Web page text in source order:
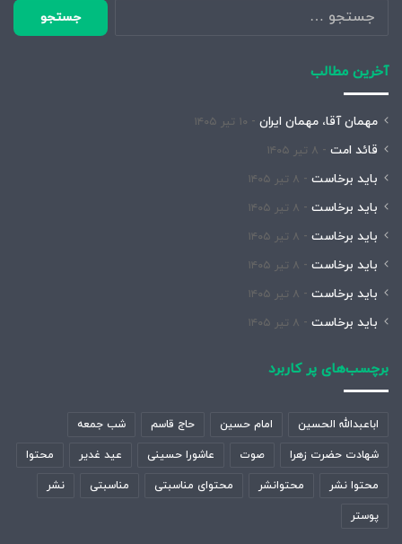
جستجو
برای:
آخرین مطالب
مهمان آقا، مهمان ایران ۱۰ تیر ۱۴۰۵
قائد امت ۸ تیر ۱۴۰۵
باید برخاست ۸ تیر ۱۴۰۵
باید برخاست ۸ تیر ۱۴۰۵
باید برخاست ۸ تیر ۱۴۰۵
باید برخاست ۸ تیر ۱۴۰۵
باید برخاست ۸ تیر ۱۴۰۵
باید برخاست ۸ تیر ۱۴۰۵
برچسب‌های پر کاربرد
اباعبدالله الحسین امام حسین حاج قاسم شب جمعه
شهادت حضرت زهرا صوت عاشورا حسینی عید غدیر محتوا
محتوا نشر محتوانشر محتوای مناسبتی مناسبتی نشر
پوستر